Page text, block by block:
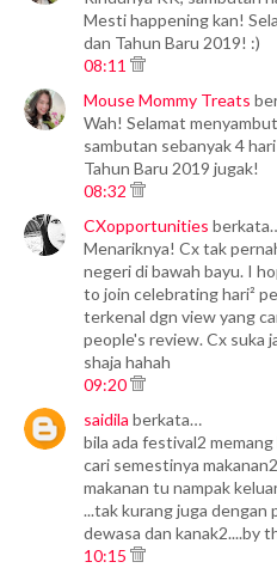
Mesti happening kan!
dan Tahun Baru 2019! :)
08:11
Mouse Mommy Treats
Wah! Selamat
sambutan sebanyak 4
Tahun Baru 2019 jugak!
08:32
CXopportunities
Menariknya! Cx tak
negeri di bawah bayu. I
to join celebrating hari²
terkenal dgn view yang
people's review. Cx suka
shaja hahah
09:20
saidila berkata…
bila ada festival2
cari semestinya
makanan tu nampak
...tak kurang juga
dewasa dan kanak2....by
10:15